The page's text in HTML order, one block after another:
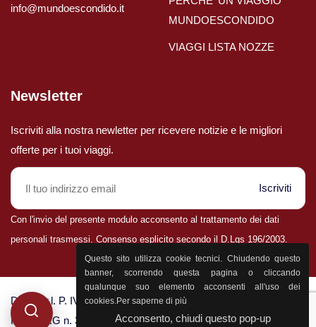
Questo sito utilizza cookie tecnici. Chiudendo questo
banner, scorrendo questa pagina o cliccando
qualunque suo elemento acconsenti all'uso dei
cookies.Per saperne di più
Acconsento, chiudi questo pop-up
0432 25400
info@mundoescondido.it
MUNDOESCONDIDO
VIAGGI LISTA NOZZE
Newsletter
Iscriviti alla nostra newletter per ricevere notizie e le migliori
offerte per i tuoi viaggi.
Iscriviti
Con l'invio del presente modulo acconsento al trattamento dei dati
personali trasmessi. Consenso esplicito secondo il D.Lgs 196/2003.
D&P S.r.l. P. IVA 02398830303 - CCIA Udine n. 25774 - Aut.
Reg. F.V.G n. 3124 - Polizza “Filo Diretto” n. 1505000904/E